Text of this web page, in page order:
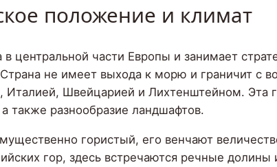
положение и климат
в центральной части Европы и занимает
не имеет выхода к морю и граничит с
Италией, Швейцарией и Лихтенштейном. Эта
также разнообразие ландшафтов.
гористый, его венчают
гор, здесь встречаются речные долины